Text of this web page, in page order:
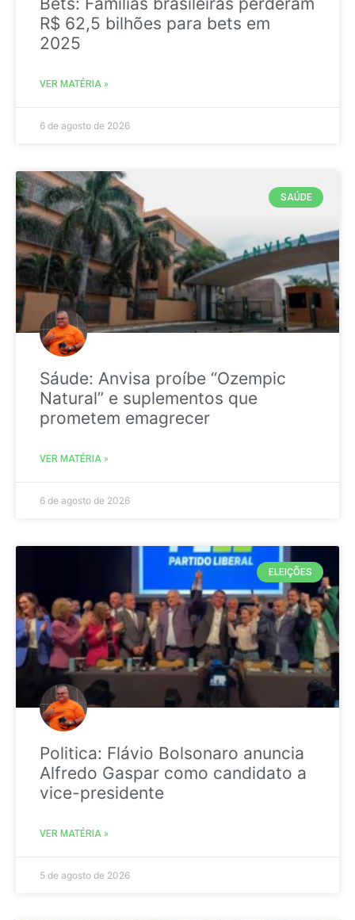
R$ 62,5 bilhões para bets em
2025
VER MATÉRIA »
6 de agosto de 2026
SAÚDE
Sáude: Anvisa proíbe “Ozempic
Natural” e suplementos que
prometem emagrecer
VER MATÉRIA »
6 de agosto de 2026
ELEIÇÕES
Politica: Flávio Bolsonaro anuncia
Alfredo Gaspar como candidato a
vice-presidente
VER MATÉRIA »
5 de agosto de 2026